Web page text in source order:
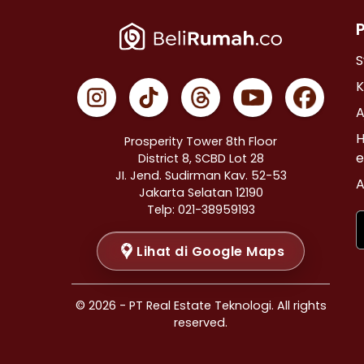
Properti Dijual di Johar Baru >
Properti Dijual di Menteng >
Properti Dijual di Tanah Abang >
Properti Dijual di Kramat >
Properti Dijual di Bendungan Hilir >
Properti Dijual di Jakarta Selatan >
Properti Dijual di Cilandak >
Properti Dijual di Gandaria Selatan >
Properti Dijual di Cipete Selatan >
Properti Dijual di Lenteng Agung >
Properti Dijual di Pondok Pinang >
Properti Dijual di Kebayoran Baru >
Properti Dijual di Mampang Prapatan >
Prosperity Tower 8th Floor
District 8, SCBD Lot 28
JI. Jend. Sudirman Kav. 52-53
Jakarta Selatan 12190
Telp: 021-38959193
Lihat di Google Maps
© 2026 - PT Real Estate Teknologi. All rights
reserved.